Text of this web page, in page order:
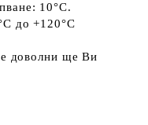
10°C.
до +120°C
доволни ще Ви